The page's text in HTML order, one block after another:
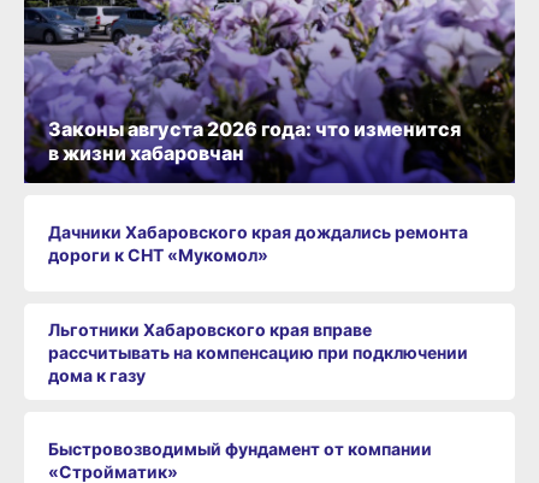
Дачники Хабаровского края дождались ремонта
дороги к СНТ «Мукомол»
Льготники Хабаровского края вправе
рассчитывать на компенсацию при подключении
дома к газу
Быстровозводимый фундамент от компании
«Стройматик»
Законы августа 2026 года: что изменится
в жизни хабаровчан